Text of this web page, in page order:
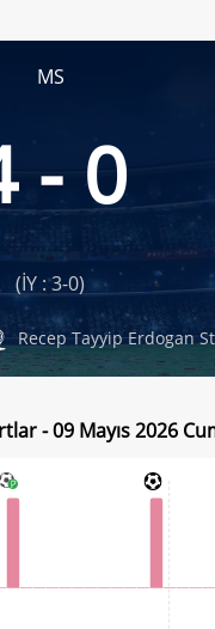
MS
- 0
(İY : 3-0)
Recep Tayyip Erdogan
- 09 Mayıs 2026